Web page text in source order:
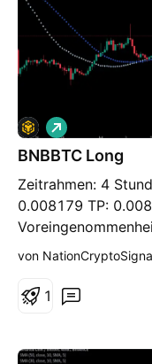
BNBBTC Long
Zeitrahmen: 4
0.008179 TP:
Kosten
werden. Da die
besteht hier die
Kerzen finden.
L
o
n
von
1